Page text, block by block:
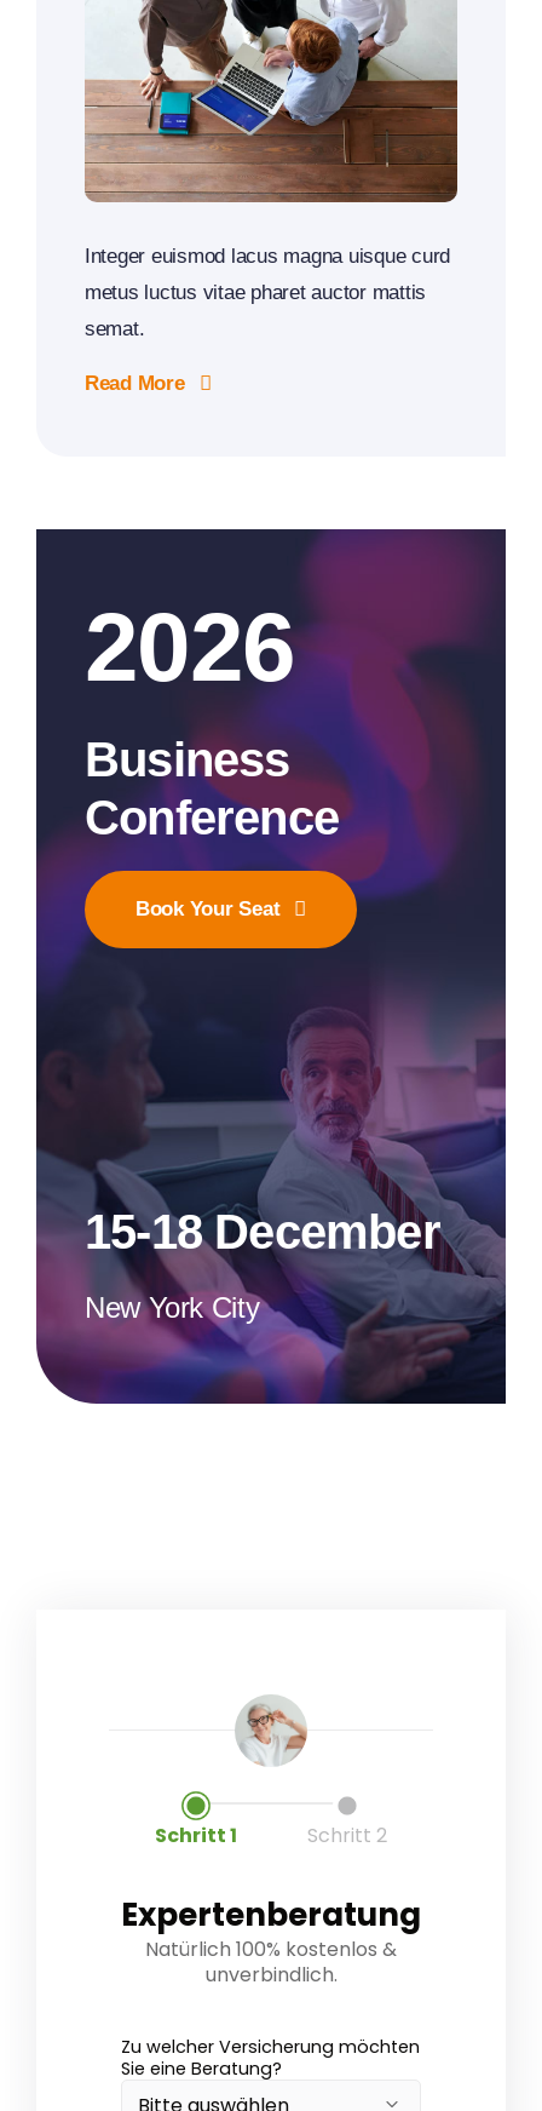
Integer euismod lacus magna uisque curd
metus luctus vitae pharet auctor mattis
semat.
Read More
2026
Business
Conference
Book Your Seat
15-18 December
New York City